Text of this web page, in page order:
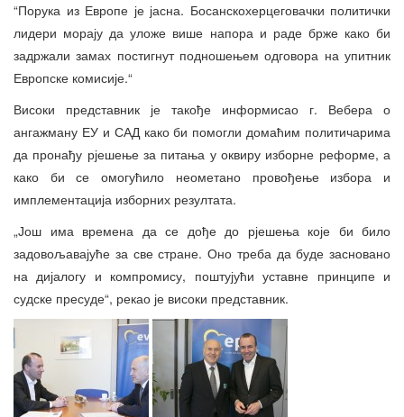
“Порука из Европе је јасна. Босанскохерцеговачки политички
лидери морају да уложе више напора и раде брже како би
задржали замах постигнут подношењем одговора на упитник
Европске комисије.“
Високи представник је такође информисао г. Вебера о
ангажману ЕУ и САД како би помогли домаћим политичарима
да пронађу рјешење за питања у оквиру изборне реформе, а
како би се омогућило неометано провођење избора и
имплементација изборних резултата.
„Још има времена да се дође до рјешења које би било
задовољавајуће за све стране. Оно треба да буде засновано
на дијалогу и компромису, поштујући уставне принципе и
судске пресуде“, рекао је високи представник.